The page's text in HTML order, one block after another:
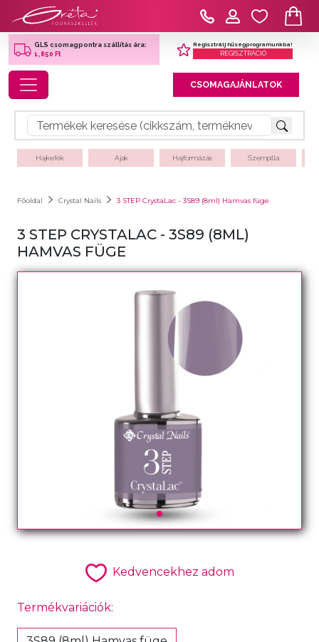
GLS csomagpontra szállítás ára:
1,850 Ft
Regisztrálj hűségprogramunkba!
REGISZTRÁCIÓ
Toggle navigation CSOMAGAJÁNLATOK
Hajkefék Ajak Hajformázás Szempilla
Főoldal Crystal Nails 3 STEP CrystaLac - 3S89 (8ml) Hamvas füge
3 STEP CRYSTALAC - 3S89 (8ML)
HAMVAS FÜGE
Kedvencekhez adom
Termékvariációk: